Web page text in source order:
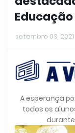
setembro 03, 2021
A esperança
todos os